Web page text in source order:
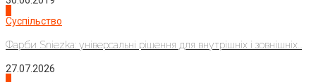
Суспільство
Фарби Sniezka: універсальні рішення для внутрішніх і зовнішніх...
27.07.2026